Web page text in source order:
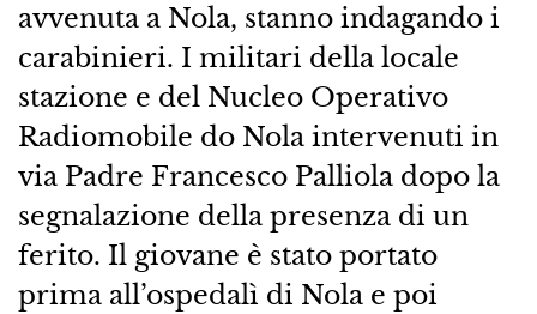
avvenuta a Nola, stanno indagando i
carabinieri. I militari della locale
stazione e del Nucleo Operativo
Radiomobile do Nola intervenuti in
via Padre Francesco Palliola dopo la
segnalazione della presenza di un
ferito. Il giovane è stato portato
prima all’ospedalì di Nola e poi